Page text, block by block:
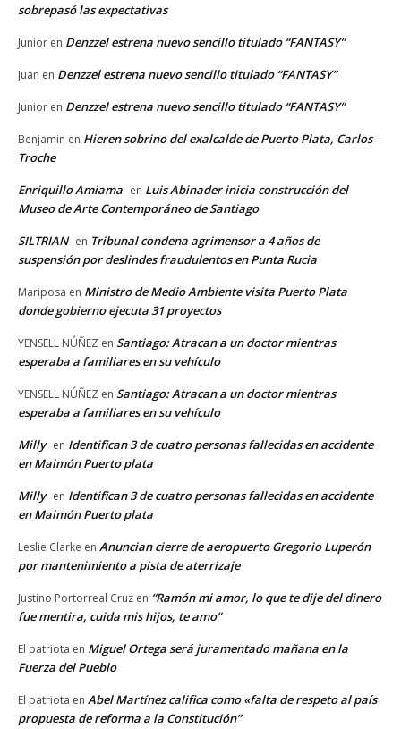
sobrepasó las expectativas
Junior en Denzzel estrena nuevo sencillo titulado “FANTASY”
Juan en Denzzel estrena nuevo sencillo titulado “FANTASY”
Junior en Denzzel estrena nuevo sencillo titulado “FANTASY”
Benjamin en Hieren sobrino del exalcalde de Puerto Plata, Carlos
Troche
Enriquillo Amiama en Luis Abinader inicia construcción del
Museo de Arte Contemporáneo de Santiago
SILTRIAN en Tribunal condena agrimensor a 4 años de
suspensión por deslindes fraudulentos en Punta Rucia
Mariposa en Ministro de Medio Ambiente visita Puerto Plata
donde gobierno ejecuta 31 proyectos
YENSELL NÚÑEZ en Santiago: Atracan a un doctor mientras
esperaba a familiares en su vehículo
YENSELL NÚÑEZ en Santiago: Atracan a un doctor mientras
esperaba a familiares en su vehículo
Milly en Identifican 3 de cuatro personas fallecidas en accidente
en Maimón Puerto plata
Milly en Identifican 3 de cuatro personas fallecidas en accidente
en Maimón Puerto plata
Leslie Clarke en Anuncian cierre de aeropuerto Gregorio Luperón
por mantenimiento a pista de aterrizaje
Justino Portorreal Cruz en “Ramón mi amor, lo que te dije del dinero
fue mentira, cuida mis hijos, te amo”
El patriota en Miguel Ortega será juramentado mañana en la
Fuerza del Pueblo
El patriota en Abel Martínez califica como «falta de respeto al país
propuesta de reforma a la Constitución”